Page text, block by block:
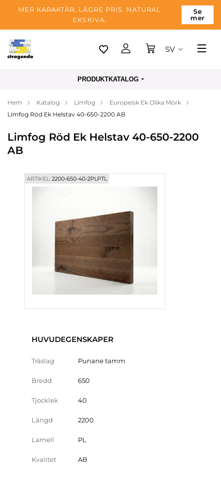
MER KARAKTÄR, LÄGRE PRIS. NATURAL
EKSKIVA.
Se
mer
Tallinn
Betalning
Blogg
SV
PRODUKTKATALOG
Hem Katalog Limfog
Europeisk Ek Olika Mörk
Limfog Röd Ek Helstav 40-650-2200 AB
Limfog Röd Ek Helstav 40-650-2200
AB
ARTIKEL:2200-650-40-2PLPTL
HUVUDEGENSKAPER
Träslag Punane tamm
Bredd 650
Tjocklek 40
Längd 2200
Lamell PL
Kvalitet AB